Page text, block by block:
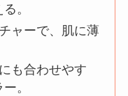
。
ャーで、肌に薄
も合わせやす
。